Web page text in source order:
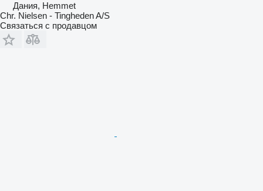
Дания, Hemmet
Chr. Nielsen - Tingheden A/S
Связаться с продавцом